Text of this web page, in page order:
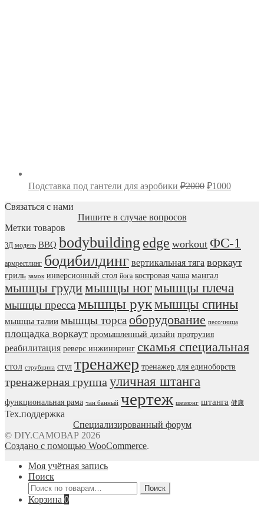
Подставка под гантели для аэробики ₽2000 ₽1000Текущая
Связаться с нами
Пишите в случае вопросов
Метки товаров
3Д модель BBQ bodybuilding edge workout ФС-1
армрестлинг бодибилдинг вертикальная тяга воркаут
гриль замок инверсионный стол йога костровая чаша мангал
мышцы грудимышцы ногмышцы плеча
мышцы пресса мышцы рукмышцы спины
мышцы талии мышцы торса оборудование песочница
площадка воркаут промышленный дизайн протрузия
реабилитация реверс инжиниринг скамья специальная
стол струбцина стул тренажер тренажер для единоборств
тренажерная группа уличная штанга
функциональная рама чан банный чертеж шезлонг штанга 健康
Тех.поддержка
Специализированный форум
© DIY.САМОВАР 2026
Создано с помощью WooCommerce.
Моя учётная запись
Поиск
Искать:
Поиск
Корзина 0